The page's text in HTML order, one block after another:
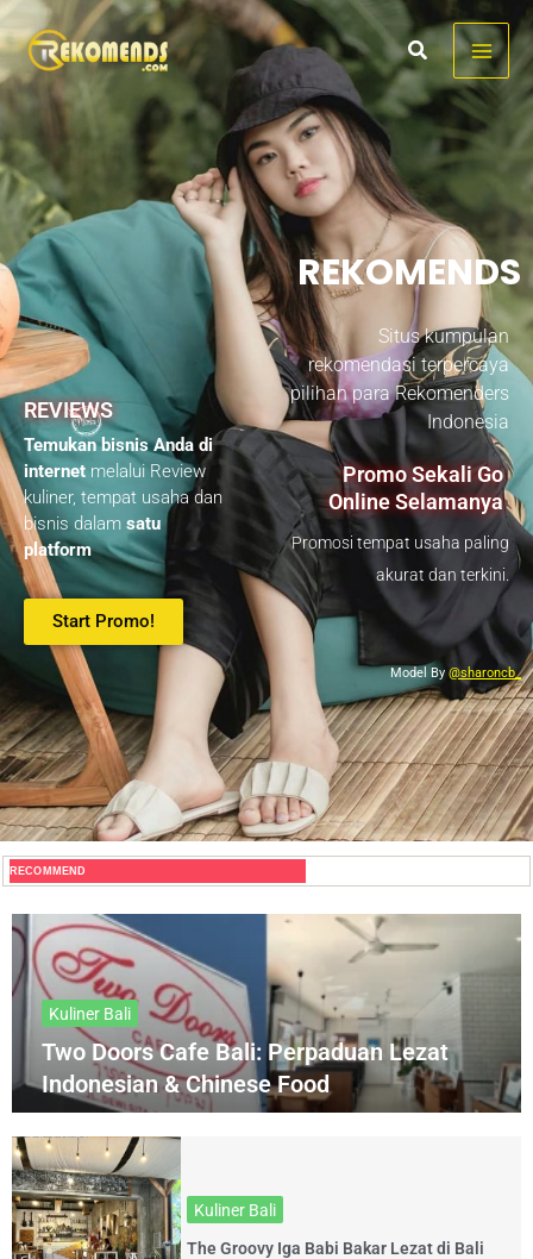
Skip
to
content
REKOMENDS
REVIEWS
Temukan bisnis Anda di
internet melalui Review
kuliner, tempat usaha dan
bisnis dalam satu
platform
Start Promo!
Situs kumpulan
rekomendasi terpercaya
pilihan para Rekomenders
Indonesia
Promo Sekali Go
Online Selamanya
Promosi tempat usaha paling
akurat dan terkini.
Model By @sharoncb_
RECOMMEND
Kuliner Bali
Two Doors Cafe Bali: Perpaduan Lezat
Indonesian & Chinese Food
Kuliner Bali
The Groovy Iga Babi Bakar Lezat di Bali